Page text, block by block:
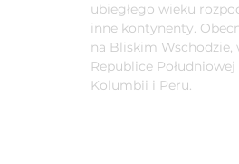
ubiegłego wieku
inne kontynenty.
na Bliskim Wschodzie,
Republice
Kolumbii i Peru.